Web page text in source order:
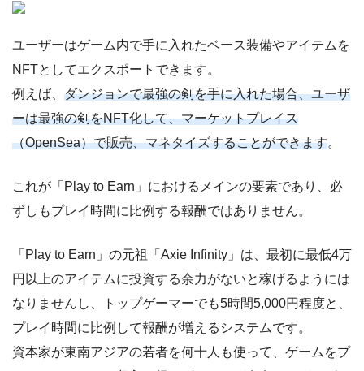
ユーザーはゲーム内で手に入れたベース装備やアイテムを
NFTとしてエクスポートできます。
例えば、 ダンジョンで最強の剣を手に入れた場合、ユーザ
ーは最強の剣をNFT化して、マーケットプレイス
（OpenSea）で販売、マネタイズすることができます。
これが「Play to Earn」におけるメインの要素であり、必
ずしもプレイ時間に比例する報酬ではありません。
「Play to Earn」の元祖「Axie Infinity」は、最初に最低4万
円以上のアイテムに投資する余力がないと稼げるようには
なりませんし、トップゲーマーでも5時間5,000円程度と、
プレイ時間に比例して報酬が増えるシステムです。
資本家が東南アジアの若者を何十人も使って、ゲームをプ